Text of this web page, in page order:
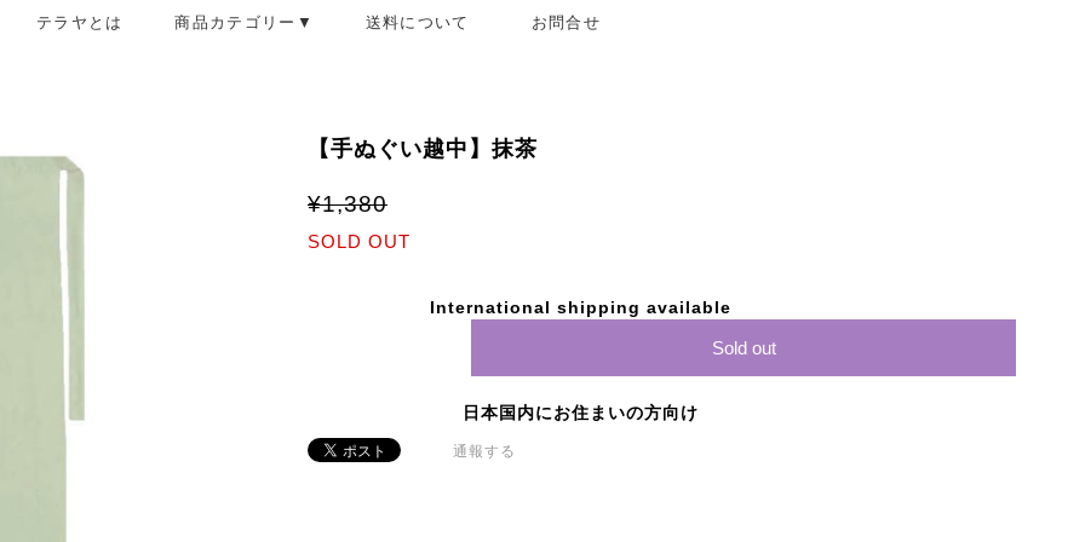
テラヤとは 商品カテゴリー▼ 送料について お問合せ
【手ぬぐい越中】抹茶
¥1,380
SOLD OUT
International shipping available
Sold out
日本国内にお住まいの方向け
通報する